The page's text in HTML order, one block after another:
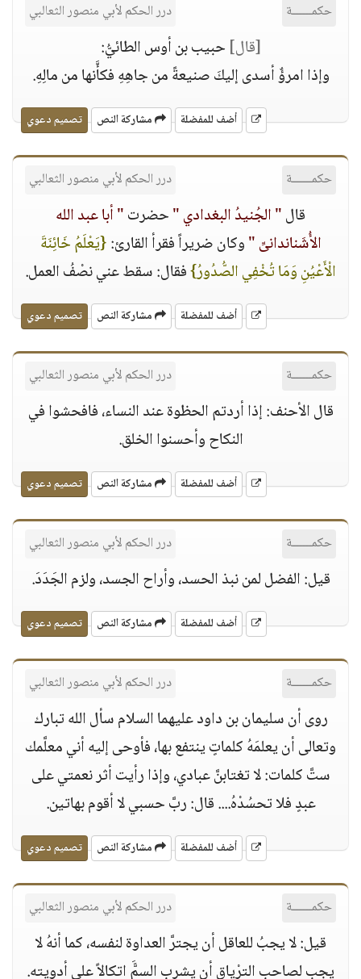
حكمــــــة درر الحكم لأبي منصور الثعالبي
[قال] حبيب بن أوس الطائيُّ:
وإذا امرؤٌ أسدى إليكَ صنيعةً من جاهِهِ فكأَّنها من مالِهِ.
أضف للمفضلة مشاركة النص تصميم دعوي
حكمــــــة درر الحكم لأبي منصور الثعالبي
قال" الجُنيدُ البغدادي "حضرت" أبا عبد الله
الأُشَناندانىِّ "وكان ضريراً فقرأ القارئ:{يَعْلَمُ خَائِنَةَ
الْأَعْيُنِ وَمَا تُخْفِي الصُّدُورُ}فقال: سقط عني نصْفُ العمل.
أضف للمفضلة مشاركة النص تصميم دعوي
حكمــــــة درر الحكم لأبي منصور الثعالبي
قال الأحنف: إذا أردتم الحظوة عند النساء، فافحشوا في
النكاح وأحسنوا الخلق.
أضف للمفضلة مشاركة النص تصميم دعوي
حكمــــــة درر الحكم لأبي منصور الثعالبي
قيل: الفضل لمن نبذ الحسد، وأراح الجسد، ولزم الجَدَدَ.
أضف للمفضلة مشاركة النص تصميم دعوي
حكمــــــة درر الحكم لأبي منصور الثعالبي
روى أن سليمان بن داود عليهما السلام سأل الله تبارك
وتعالى أن يعلمَهُ كلماتٍ ينتفع بها، فأوحى إليه أني معلَّمك
ستَّ كلمات: لا تغتابنَّ عبادي، وإذا رأيت أثر نعمتي على
عبدٍ فلا تحسُدْهُ.... قال: ربَّ حسبي لا أقوم بهاتين.
أضف للمفضلة مشاركة النص تصميم دعوي
حكمــــــة درر الحكم لأبي منصور الثعالبي
قيل: لا يجبُ للعاقل أن يجترَّ العداوة لنفسه، كما أنهُ لا
يجب لصاحب الترْياق أن يشرب السمًَّ اتكالاً على أدويته.